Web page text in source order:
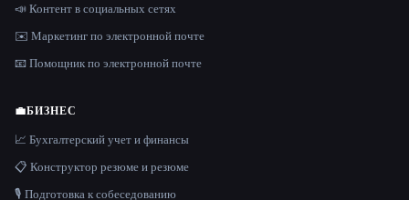
📣 Контент в социальных сетях
✉️ Маркетинг по электронной почте
📧 Помощник по электронной почте
💼БИЗНЕС
📈 Бухгалтерский учет и финансы
📋 Конструктор резюме и резюме
🎙️ Подготовка к собеседованию